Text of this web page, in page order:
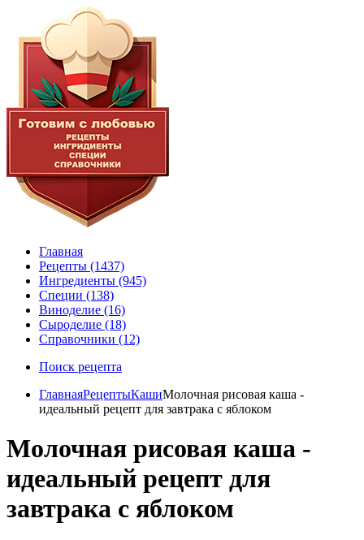
Главная
Рецепты (1437)
Ингредиенты (945)
Специи (138)
Виноделие (16)
Сыроделие (18)
Справочники (12)
Поиск рецепта
ГлавнаяРецептыКашиМолочная рисовая каша -
идеальный рецепт для завтрака с яблоком
Молочная рисовая каша -
идеальный рецепт для
завтрака с яблоком